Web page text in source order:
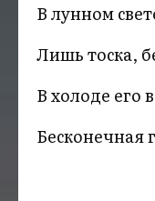
В лунном
Лишь тоска,
В холоде его
Бесконечная